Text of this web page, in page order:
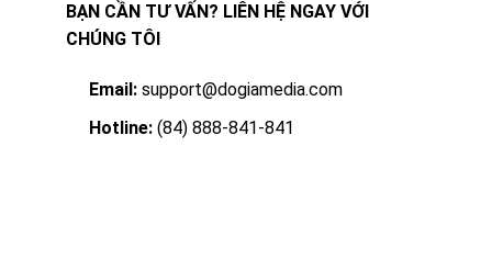
BẠN CẦN TƯ VẤN? LIÊN HỆ NGAY VỚI
CHÚNG TÔI
Email: support@dogiamedia.com
Hotline: (84) 888-841-841